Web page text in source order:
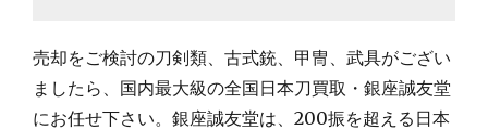
売却をご検討の刀剣類、古式銃、甲冑、武具がござい
ましたら、国内最大級の全国日本刀買取・銀座誠友堂
にお任せ下さい。銀座誠友堂は、200振を超える日本